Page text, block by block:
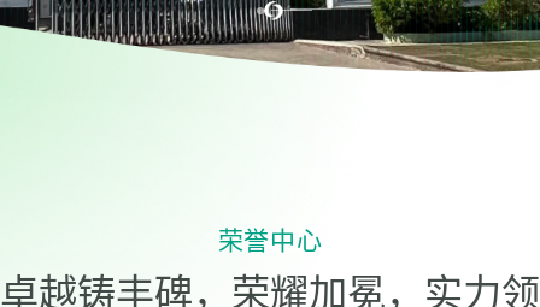
荣誉中心
越铸丰碑，荣耀加冕，实力